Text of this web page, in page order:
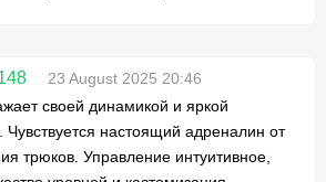
23 August 2025 20:46
своей динамикой и яркой
Чувствуется настоящий адреналин от
трюков. Управление интуитивное,